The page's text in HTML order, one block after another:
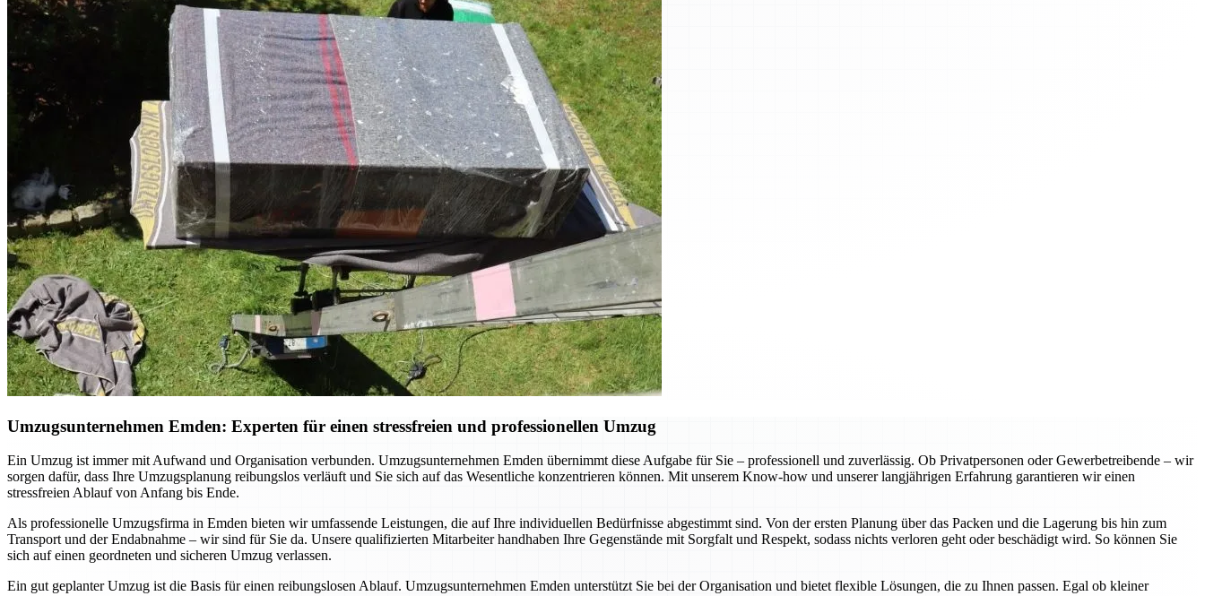
Umzugsunternehmen Emden: Experten für einen stressfreien und professionellen Umzug
Ein Umzug ist immer mit Aufwand und Organisation verbunden. Umzugsunternehmen Emden übernimmt diese Aufgabe für Sie – professionell und zuverlässig. Ob Privatpersonen oder Gewerbetreibende – wir
sorgen dafür, dass Ihre Umzugsplanung reibungslos verläuft und Sie sich auf das Wesentliche konzentrieren können. Mit unserem Know-how und unserer langjährigen Erfahrung garantieren wir einen
stressfreien Ablauf von Anfang bis Ende.
Als professionelle Umzugsfirma in Emden bieten wir umfassende Leistungen, die auf Ihre individuellen Bedürfnisse abgestimmt sind. Von der ersten Planung über das Packen und die Lagerung bis hin zum
Transport und der Endabnahme – wir sind für Sie da. Unsere qualifizierten Mitarbeiter handhaben Ihre Gegenstände mit Sorgfalt und Respekt, sodass nichts verloren geht oder beschädigt wird. So können Sie
sich auf einen geordneten und sicheren Umzug verlassen.
Ein gut geplanter Umzug ist die Basis für einen reibungslosen Ablauf. Umzugsunternehmen Emden unterstützt Sie bei der Organisation und bietet flexible Lösungen, die zu Ihnen passen. Egal ob kleiner